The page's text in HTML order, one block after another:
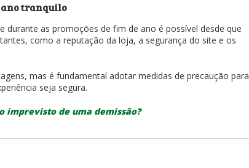
ano tranquilo
durante as promoções de fim de ano é possível desde que
como a reputação da loja, a segurança do site e os
mas é fundamental adotar medidas de precaução para
seja segura.
imprevisto de uma demissão?